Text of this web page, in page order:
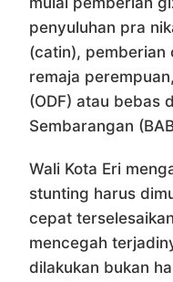
penyuluhan pra
(catin), pemberian
remaja
(ODF) atau bebas
Sembarangan
Wali Kota Eri
stunting harus
cepat
mencegah
dilakukan bukan